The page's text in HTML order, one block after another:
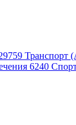
Транспорт
6240